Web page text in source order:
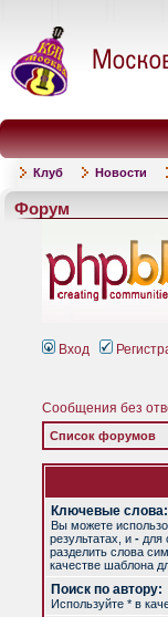
Клуб Новости
Форум
Вход
Сообщения без
Список форумов
Ключевые слова:
Вы можете
результатах, и - для
разделить слова
качестве шаблона
Поиск по автору:
Используйте * в